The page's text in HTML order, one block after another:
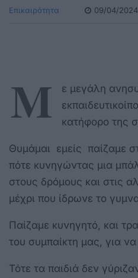
Επικαιρότητα 09/04/2024
Μ
ε μεγάλη
κατήφορο της
Θυμάμαι εμείς παίζαμε
πότε κυνηγώντας μια
στους δρόμους και στις
μέχρι που ίδρωνε το
Παίζαμε κυνηγητό, και
του συμπαίκτη μας, για
Τότε τα παιδιά δεν